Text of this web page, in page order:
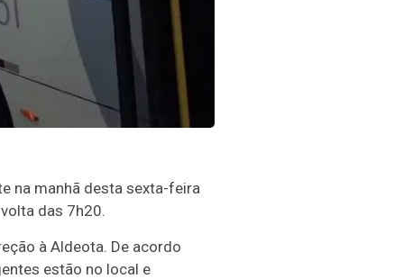
na manhã desta sexta-feira
das 7h20.
à Aldeota. De acordo
estão no local e